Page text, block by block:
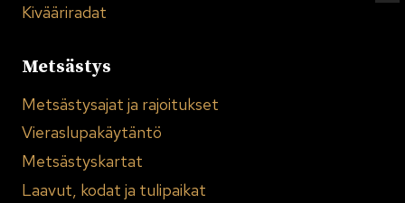
Kivääriradat
Metsästys
Metsästysajat ja rajoitukset
Vieraslupakäytäntö
Metsästyskartat
Laavut, kodat ja tulipaikat